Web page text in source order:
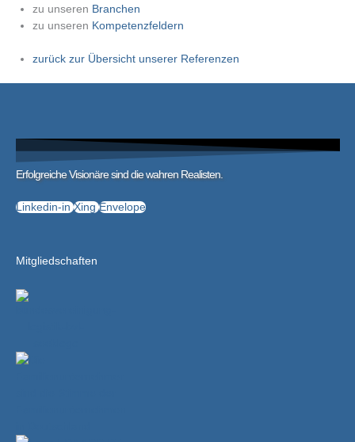
zu unseren Branchen
zu unseren Kompetenzfeldern
zurück zur Übersicht unserer Referenzen
Erfolgreiche Visionäre sind die wahren Realisten.
Linkedin-in Xing Envelope
Mitgliedschaften